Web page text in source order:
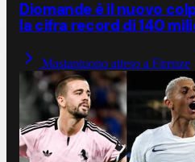
Diomande è il nuovo
la cifra record di 140
Mastantuono atteso a Firenze